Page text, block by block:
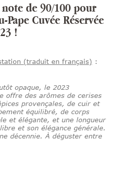
de 90/100 pour
Cuvée Réservée
!
(traduit en français) :
opaque, le 2023
offre des arômes de cerises
provençales, de cuir et
équilibré, de corps
et élégante, et une longueur
et son élégance générale.
décennie. À déguster entre